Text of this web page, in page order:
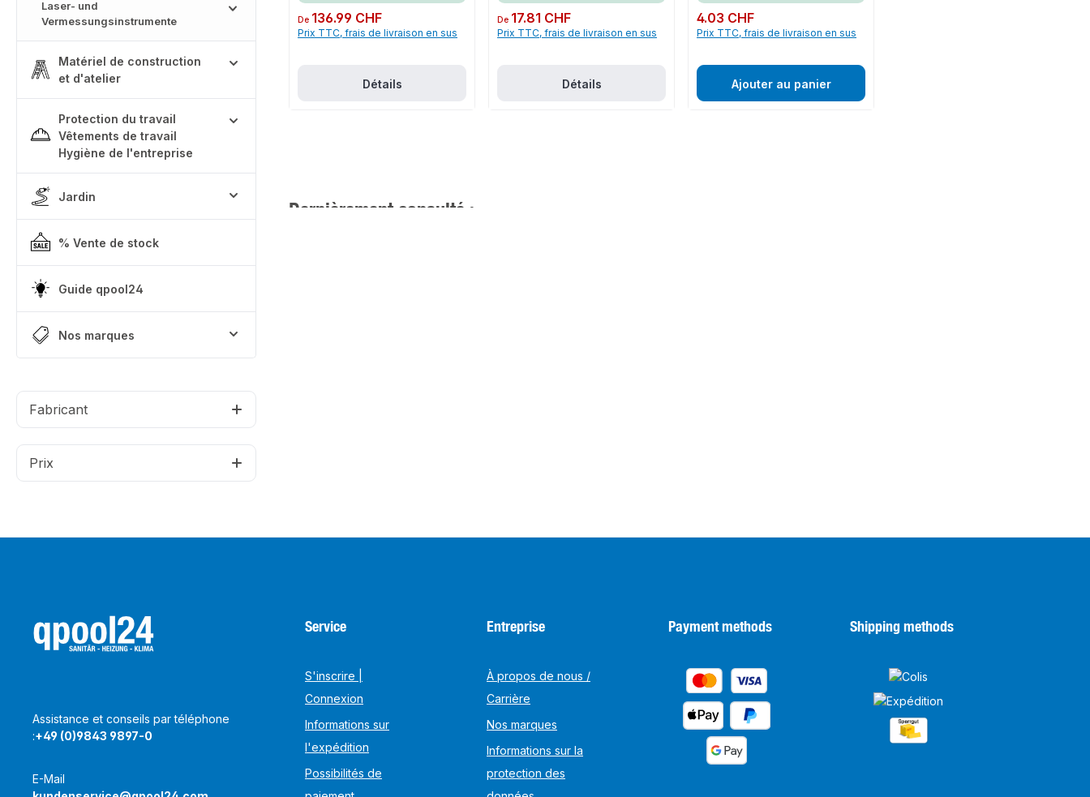
Laser- und
Vermessungsinstrumente
Matériel de construction
et d'atelier
Protection du travail
Vêtements de travail
Hygiène de l'entreprise
Jardin
% Vente de stock
Guide qpool24
Nos marques
Fabricant
Prix
Prix régulier :
De 136.99 CHF
Prix TTC, frais de livraison en sus
Détails
Prix régulier :
De 17.81 CHF
Prix TTC, frais de livraison en sus
Détails
Prix régulier :
4.03 CHF
Prix TTC, frais de livraison en sus
Ajouter au panier
Dernièrement consulté :
Assistance et conseils par téléphone
:+49 (0)9843 9897-0
E-Mail
Service
S'inscrire |
Connexion
Informations sur
l'expédition
Possibilités de
Entreprise
À propos de nous /
Carrière
Nos marques
Informations sur la
protection des
Payment methods Shipping methods